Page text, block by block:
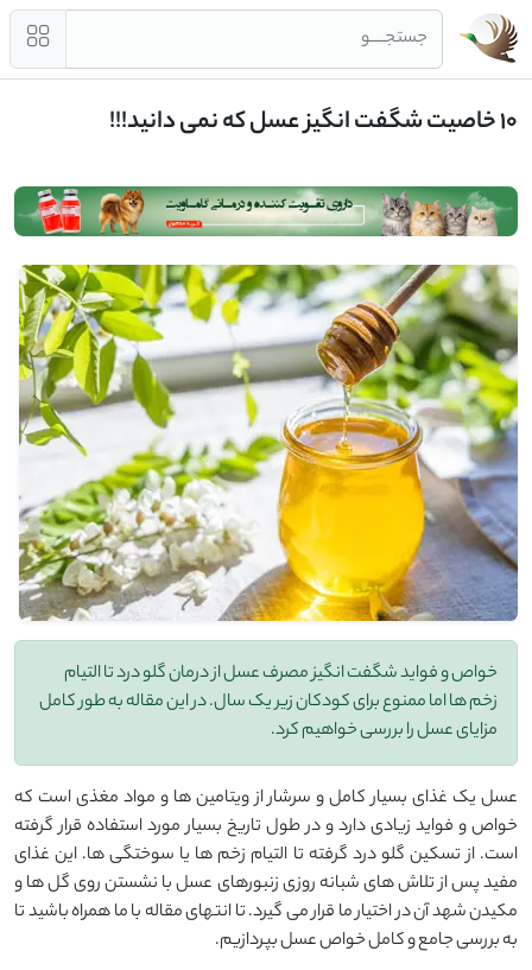
جستجــــو
10 خاصیت شگفت انگیز عسل که نمی دانید!!!
خواص و فواید شگفت انگیز مصرف عسل از درمان گلو درد تا التیام
زخم ها اما ممنوع برای کودکان زیر یک سال. در این مقاله به طور کامل
مزایای عسل را بررسی خواهیم کرد.
عسل یک غذای بسیار کامل و سرشار از ویتامین ها و مواد مغذی است که
خواص و فواید زیادی دارد و در طول تاریخ بسیار مورد استفاده قرار گرفته
است. از تسکین گلو درد گرفته تا التیام زخم ها یا سوختگی ها. این غذای
مفید پس از تلاش های شبانه روزی زنبورهای عسل با نشستن روی گل ها و
مکیدن شهد آن در اختیار ما قرار می گیرد. تا انتهای مقاله با ما همراه باشید تا
به بررسی جامع و کامل خواص عسل بپردازیم.